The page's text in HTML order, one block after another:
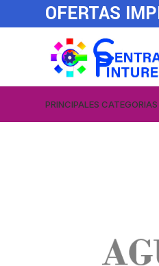
OFERTAS
PRINCIPALES CATEGORIAS